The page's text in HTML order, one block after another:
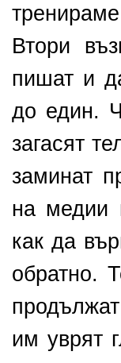
Втори
пишат и
до един.
загасят
заминат
на медии
как да
обратно.
им уврят